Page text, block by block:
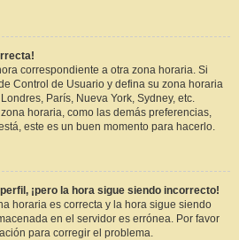
correspondiente a otra zona horaria. Si
Control de Usuario y defina su zona horaria
París, Nueva York, Sydney, etc.
horaria, como las demás preferencias,
este es un buen momento para hacerlo.
¡pero la hora sigue siendo incorrecto!
horaria es correcta y la hora sigue siendo
en el servidor es errónea. Por favor
para corregir el problema.